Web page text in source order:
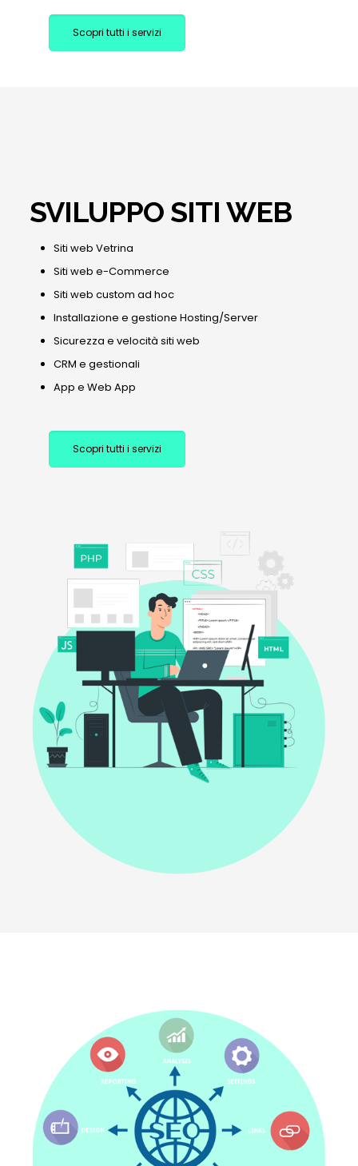
Scopri tutti i servizi
SVILUPPO SITI WEB
Siti web Vetrina
Siti web e-Commerce
Siti web custom ad hoc
Installazione e gestione Hosting/Server
Sicurezza e velocità siti web
CRM e gestionali
App e Web App
Scopri tutti i servizi